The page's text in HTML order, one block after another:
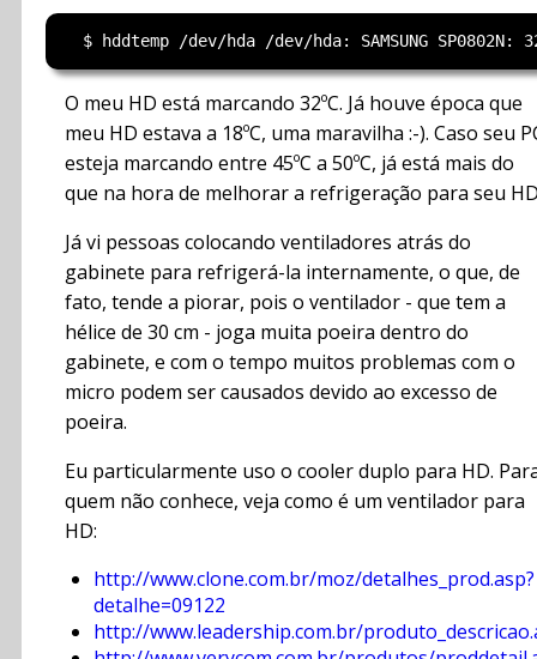
O meu HD está marcando 32ºC. Já houve época que
meu HD estava a 18ºC, uma maravilha :-). Caso seu
esteja marcando entre 45ºC a 50ºC, já está mais do
que na hora de melhorar a refrigeração para seu
Já vi pessoas colocando ventiladores atrás do
gabinete para refrigerá-la internamente, o que, de
fato, tende a piorar, pois o ventilador - que tem a
hélice de 30 cm - joga muita poeira dentro do
gabinete, e com o tempo muitos problemas com o
micro podem ser causados devido ao excesso de
poeira.
Eu particularmente uso o cooler duplo para HD.
quem não conhece, veja como é um ventilador para
HD:
http://www.clone.com.br/moz/detalhes_prod.asp?
detalhe=09122
http://www.leadership.com.br/